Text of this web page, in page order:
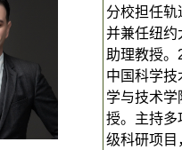
分校担任轨
并兼任纽约
助理教授。
中国科学技
学与技术学
授。主持多
级科研项目